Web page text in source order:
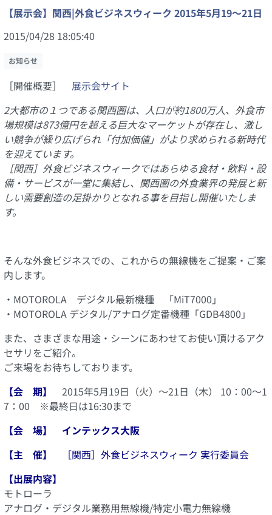
【展示会】関西|外食ビジネスウィーク 2015年5月19～21日
2015/04/28 18:05:40
お知らせ
［開催概要］ 展示会サイト
2大都市の１つである関西圏は、 人口が約1800万人、外食市
場規模は873億円を超える巨大なマーケットが存在し、激し
い競争が繰り広げられ「付加価値」がより求められる新時代
を迎えています。
［関西］外食ビジネスウィークではあらゆる食材・飲料・設
備・サービスが一堂に集結し、関西圏の外食業界の発展と新
しい需要創造の足掛かりとなれる事を目指し開催いたしま
す。
そんな外食ビジネスでの、これからの無線機をご提案・ご案
内します。
・MOTOROLA デジタル最新機種 「MiT7000」
・MOTOROLA デジタル/アナログ定番機種「GDB4800」
また、さまざまな用途・シーンにあわせてお使い頂けるアク
セサリをご紹介。
ご来場をお待ちしております。
【会 期】2015年5月19日（火）～21日（木） 10：00～1
7：00 ※最終日は16:30まで
【会 場】 インテックス大阪
【主 催】
［関西］外食ビジネスウィーク 実行委員会
【出展内容】
モトローラ
アナログ・デジタル業務用無線機/特定小電力無線機